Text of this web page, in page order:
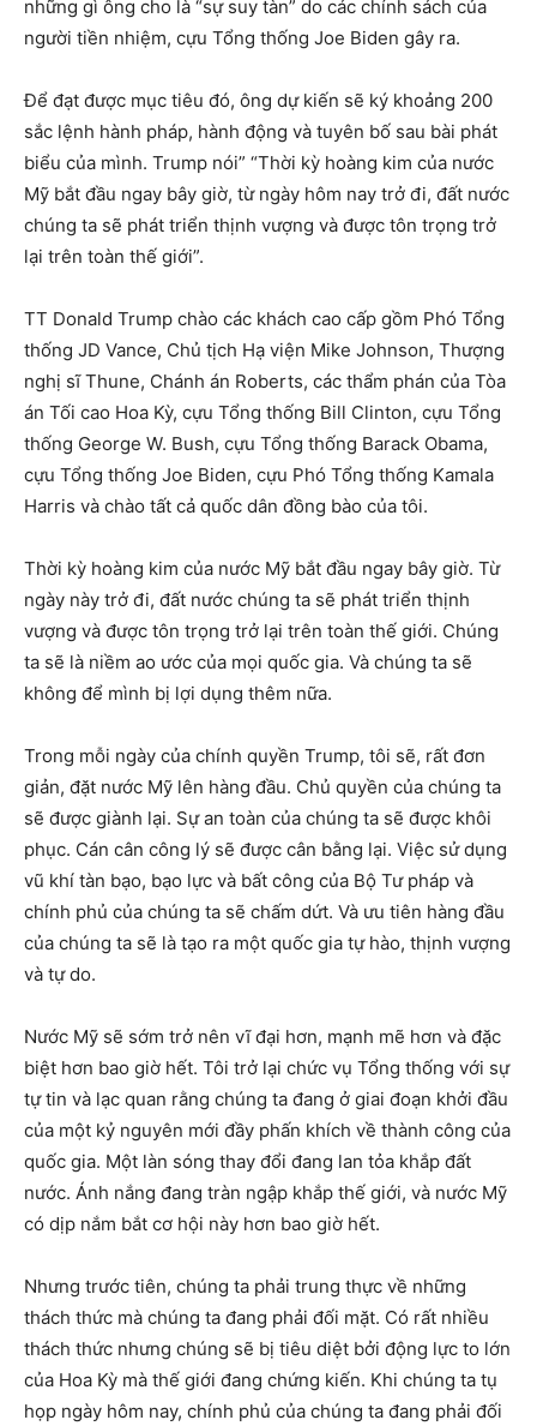
những gì ông cho là “sự suy tàn” do các chính sách của
người tiền nhiệm, cựu Tổng thống Joe Biden gây ra.
Để đạt được mục tiêu đó, ông dự kiến ​​sẽ ký khoảng 200
sắc lệnh hành pháp, hành động và tuyên bố sau bài phát
biểu của mình. Trump nói” “Thời kỳ hoàng kim của nước
Mỹ bắt đầu ngay bây giờ, từ ngày hôm nay trở đi, đất nước
chúng ta sẽ phát triển thịnh vượng và được tôn trọng trở
lại trên toàn thế giới”.
TT Donald Trump chào các khách cao cấp gồm Phó Tổng
thống JD Vance, Chủ tịch Hạ viện Mike Johnson, Thượng
nghị sĩ Thune, Chánh án Roberts, các thẩm phán của Tòa
án Tối cao Hoa Kỳ, cựu Tổng thống Bill Clinton, cựu Tổng
thống George W. Bush, cựu Tổng thống Barack Obama,
cựu Tổng thống Joe Biden, cựu Phó Tổng thống Kamala
Harris và chào tất cả quốc dân đồng bào của tôi.
Thời kỳ hoàng kim của nước Mỹ bắt đầu ngay bây giờ. Từ
ngày này trở đi, đất nước chúng ta sẽ phát triển thịnh
vượng và được tôn trọng trở lại trên toàn thế giới. Chúng
ta sẽ là niềm ao ước của mọi quốc gia. Và chúng ta sẽ
không để mình bị lợi dụng thêm nữa.
Trong mỗi ngày của chính quyền Trump, tôi sẽ, rất đơn
giản, đặt nước Mỹ lên hàng đầu. Chủ quyền của chúng ta
sẽ được giành lại. Sự an toàn của chúng ta sẽ được khôi
phục. Cán cân công lý sẽ được cân bằng lại. Việc sử dụng
vũ khí tàn bạo, bạo lực và bất công của Bộ Tư pháp và
chính phủ của chúng ta sẽ chấm dứt. Và ưu tiên hàng đầu
của chúng ta sẽ là tạo ra một quốc gia tự hào, thịnh vượng
và tự do.
Nước Mỹ sẽ sớm trở nên vĩ đại hơn, mạnh mẽ hơn và đặc
biệt hơn bao giờ hết. Tôi trở lại chức vụ Tổng thống với sự
tự tin và lạc quan rằng chúng ta đang ở giai đoạn khởi đầu
của một kỷ nguyên mới đầy phấn khích về thành công của
quốc gia. Một làn sóng thay đổi đang lan tỏa khắp đất
nước. Ánh nắng đang tràn ngập khắp thế giới, và nước Mỹ
có dịp nắm bắt cơ hội này hơn bao giờ hết.
Nhưng trước tiên, chúng ta phải trung thực về những
thách thức mà chúng ta đang phải đối mặt. Có rất nhiều
thách thức nhưng chúng sẽ bị tiêu diệt bởi động lực to lớn
của Hoa Kỳ mà thế giới đang chứng kiến. Khi chúng ta tụ
họp ngày hôm nay, chính phủ của chúng ta đang phải đối